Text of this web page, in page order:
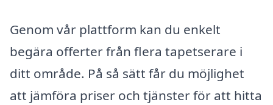
Genom vår plattform kan du enkelt
begära offerter från flera tapetserare i
ditt område. På så sätt får du möjlighet
att jämföra priser och tjänster för att hitta